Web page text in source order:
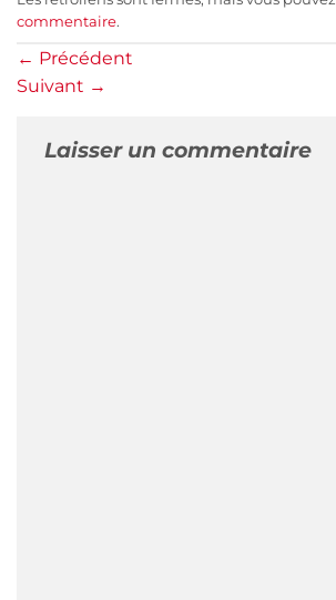
commentaire.
← Précédent
Suivant →
Laisser un commentaire